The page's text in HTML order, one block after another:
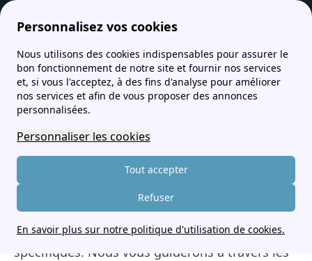
Personnalisez vos cookies
Nous utilisons des cookies indispensables pour assurer le
bon fonctionnement de notre site et fournir nos services
et, si vous l'acceptez, à des fins d'analyse pour améliorer
nos services et afin de vous proposer des annonces
personnalisées.
Personnaliser les cookies
Tout accepter
Refuser
En savoir plus sur notre politique d'utilisation de cookies.
services-client.fr Contacter le service client Orange selon son besoin
Contacter le service client
Orange selon son besoin
Orange, l'un des principaux fournisseurs de
télécommunication, propose un service client
de qualité. Cet article présente les meilleurs
moyens pour contacter leservice client
d'Orange, en fonction de ses besoins
spécifiques. Nous vous guiderons à travers les